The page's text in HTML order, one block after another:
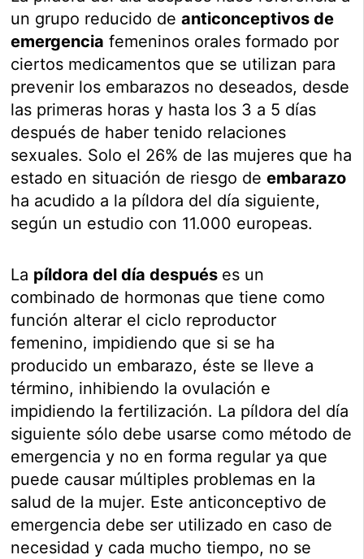
un grupo reducido deanticonceptivos de
emergencia femeninos orales formado por
ciertos medicamentos que se utilizan para
prevenir los embarazos no deseados, desde
las primeras horas y hasta los 3 a 5 días
después de haber tenido relaciones
sexuales. Solo el 26% de las mujeres que ha
estado en situación de riesgo deembarazo
ha acudido a la píldora del día siguiente,
según un estudio con 11.000 europeas.
La píldora del día después es un
combinado de hormonas que tiene como
función alterar el ciclo reproductor
femenino, impidiendo que si se ha
producido un embarazo, éste se lleve a
término, inhibiendo la ovulación e
impidiendo la fertilización. La píldora del día
siguiente sólo debe usarse como método de
emergencia y no en forma regular ya que
puede causar múltiples problemas en la
salud de la mujer. Este anticonceptivo de
emergencia debe ser utilizado en caso de
necesidad y cada mucho tiempo, no se